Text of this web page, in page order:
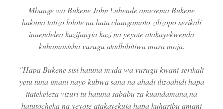
Mbunge wa Bukene John Luhende amesema Bukene
hakuna tatizo lolote na hata changamoto zilizopo serikali
inaendelea kuzifanyia kazi na yeyote atakayekwenda
kuhamasisha vurugu atadhibitiwa mara moja.
"Hapa Bukene sisi hatuna muda wa vurugu kwani serikali
yetu tuna imani nayo kubwa sana na ahadi ilizoahidi hapa
itatekeleza vizuri tu hatuna sababu za kuandamana,na
hatutocheka na yeyote atakayekuja hapa kuharibu amani